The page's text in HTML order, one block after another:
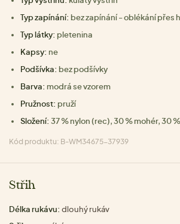
Typ zapínání: bez zapínání - oblékání přes
Typ látky: pletenina
Kapsy: ne
Podšívka: bez podšívky
Barva: modrá se vzorem
Pružnost: pruží
Složení: 37 % nylon (rec), 30 % mohér, 30
Kód produktu: B-WM34675-37939
Střih
Délka rukávu: dlouhý rukáv